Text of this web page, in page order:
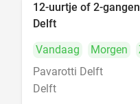
12-uurtje of 2-
Delft
Vandaag
Morgen
Pavarotti Delft
Delft